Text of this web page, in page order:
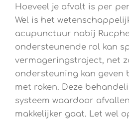
Hoeveel je afvalt is per
Wel is het
acupunctuur nabij
ondersteunende rol kan
vermageringstraject, net
ondersteuning kan geven
met roken. Deze
systeem waardoor
makkelijker gaat. Let wel